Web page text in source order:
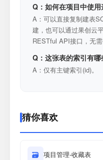
Q：如何在项目中使用
A：可以直接复制建表
建，也可以通过果创云
RESTful API接口，无需
Q：这张表的索引有哪
A：仅有主键索引(id)。
猜你喜欢
🗃 项目管理-收藏表